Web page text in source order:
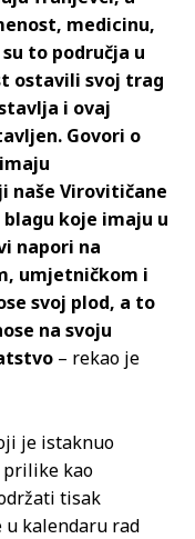
medicinu,
to područja u
ostavili svoj trag
i ovaj
Govori o
naše Virovitičane
koje imaju u
napori na
umjetničkom i
svoj plod, a to
na svoju
– rekao je
je istaknuo
prilike kao
tisak
kalendaru rad